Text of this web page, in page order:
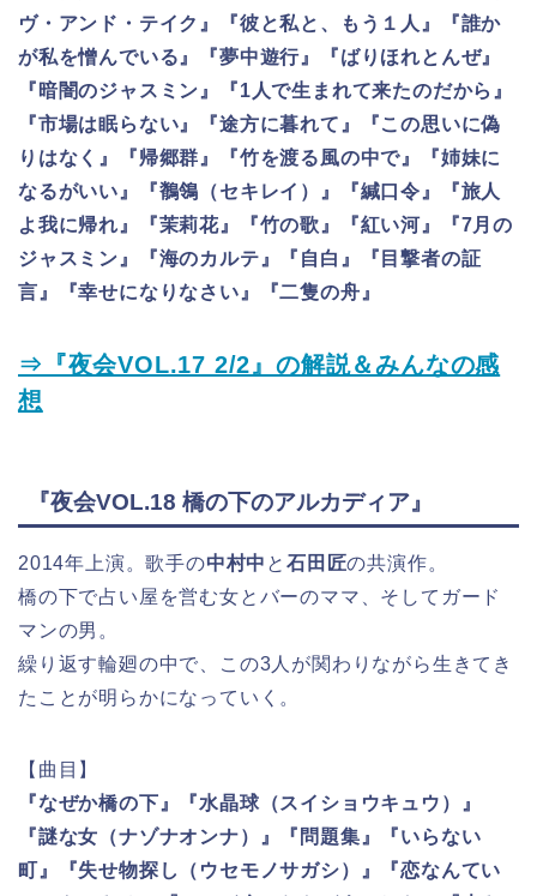
ヴ・アンド・テイク』『彼と私と、もう１人』『誰か
が私を憎んでいる』『夢中遊行』『ばりほれとんぜ』
『暗闇のジャスミン』『1人で生まれて来たのだから』
『市場は眠らない』『途方に暮れて』『この思いに偽
りはなく』『帰郷群』『竹を渡る風の中で』『姉妹に
なるがいい』『鶺鴒（セキレイ）』『緘口令』『旅人
よ我に帰れ』『茉莉花』『竹の歌』『紅い河』『7月の
ジャスミン』『海のカルテ』『自白』『目撃者の証
言』『幸せになりなさい』『二隻の舟』
⇒『夜会VOL.17 2/2』の解説＆みんなの感
想
『夜会VOL.18 橋の下のアルカディア』
2014年上演。歌手の中村中 と石田匠の共演作。
橋の下で占い屋を営む女とバーのママ、そしてガード
マンの男。
繰り返す輪廻の中で、この3人が関わりながら生きてき
たことが明らかになっていく。
【曲目】
『なぜか橋の下』『水晶球（スイショウキュウ）』
『謎な女（ナゾナオンナ）』『問題集』『いらない
町』『失せ物探し（ウセモノサガシ）』『恋なんてい